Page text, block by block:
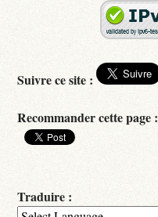
Suivre ce site :
Recommander cette page :
Traduire :